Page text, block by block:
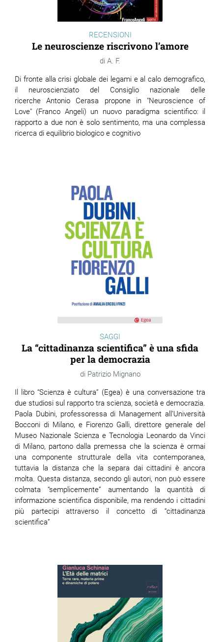
RECENSIONI
Le neuroscienze riscrivono l’amore
A. F.
Di fronte alla crisi globale dei legami e al calo demografico,
il neuroscienziato del Consiglio nazionale delle
ricerche Antonio Cerasa propone in "Neuroscience of
Love" (Franco Angeli) un nuovo paradigma scientifico: il
rapporto a due non è solo sentimento, ma una complessa
ricerca di equilibrio biologico e cognitivo
SAGGI
La “cittadinanza scientifica” è una sfida
per la democrazia
Patrizio Mignano
Il libro “Scienza è cultura” (Egea) è una conversazione tra
due studiosi sul rapporto tra scienza, società e democrazia.
Paola Dubini, professoressa di Management all’Università
Bocconi di Milano, e Fiorenzo Galli, direttore generale del
Museo Nazionale Scienza e Tecnologia Leonardo da Vinci
di Milano, partono dalla premessa che la scienza è ormai
una componente strutturale della vita contemporanea,
tuttavia la distanza che la separa dai cittadini è ancora
molta. Questa distanza, secondo gli autori, non può essere
colmata “semplicemente” aumentando la quantità di
informazione scientifica disponibile, ma rendendo i cittadini
più partecipi attraverso il concetto di “cittadinanza
scientifica”